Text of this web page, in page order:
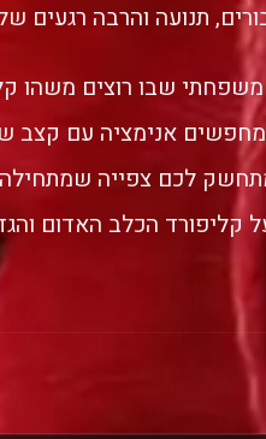
תנועה והרבה רגעים
שבו רוצים משהו
אנימציה עם קצב
לכם צפייה
קליפורד הכלב האדום